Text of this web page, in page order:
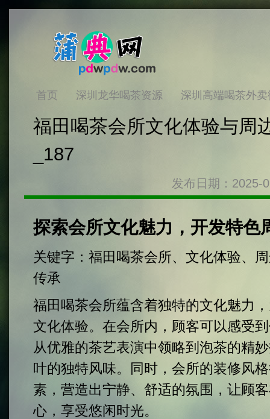
首页 深圳龙华喝茶资源 深圳高端喝茶外卖
福田喝茶会所文化体验与周
_187
发布日期：
探索会所文化魅力，开发特色
关键字：福田喝茶会所、文化体验、
传承
福田喝茶会所蕴含着独特的文化魅力
文化体验。在会所内，顾客可以感受
从优雅的茶艺表演中领略到泡茶的精
叶的独特风味。同时，会所的装修风
素，营造出宁静、舒适的氛围，让顾
心，享受悠闲时光。